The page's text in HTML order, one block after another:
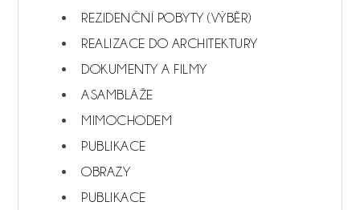
REZIDENČNÍ POBYTY (VÝBĚR)
REALIZACE DO ARCHITEKTURY
DOKUMENTY A FILMY
ASAMBLÁŽE
MIMOCHODEM
PUBLIKACE
OBRAZY
PUBLIKACE